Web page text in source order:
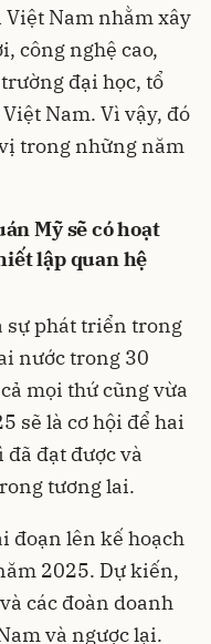
Việt Nam nhằm xây
công nghệ cao,
đại học, tổ
Nam. Vì vậy, đó
trong những năm
Mỹ sẽ có hoạt
lập quan hệ
sự phát triển trong
nước trong 30
mọi thứ cũng vừa
sẽ là cơ hội để hai
đạt được và
tương lai.
đoạn lên kế hoạch
2025. Dự kiến,
các đoàn doanh
và ngược lại.